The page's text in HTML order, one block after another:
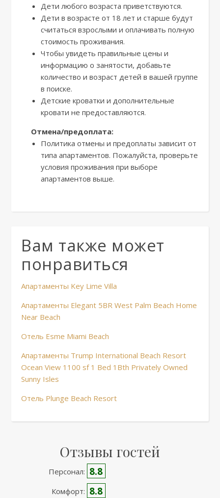
Дети любого возраста приветствуются.
Дети в возрасте от 18 лет и старше будут
считаться взрослыми и оплачивать полную
стоимость проживания.
Чтобы увидеть правильные цены и
информацию о занятости, добавьте
количество и возраст детей в вашей группе
в поиске.
Детские кроватки и дополнительные
кровати не предоставляются.
Отмена/предоплата:
Политика отмены и предоплаты зависит от
типа апартаментов. Пожалуйста, проверьте
условия проживания при выборе
апартаментов выше.
Вам также может
понравиться
Апартаменты Key Lime Villa
Апартаменты Elegant 5BR West Palm Beach Home
Near Beach
Отель Esme Miami Beach
Апартаменты Trump International Beach Resort
Ocean View 1100 sf 1 Bed 1Bth Privately Owned
Sunny Isles
Отель Plunge Beach Resort
Отзывы гостей
Персонал: 8.8
Комфорт: 8.8